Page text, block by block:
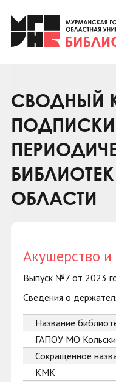
Клуб «Гиря и
Клуб
Коллегам
Контакты
СВОДНЫЙ
ОБЛАСТИ
Акушерство и
Выпуск №7 от 2023
Сведения о
Название
ГАПОУ МО
Сокращенное
КМК